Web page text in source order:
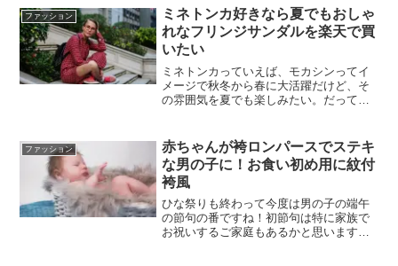
できる自分で洗えるニットで冬から春へ
着回しも可能なお得な商品...
ファッション
ミネトンカ好きなら夏でもおしゃ
れなフリンジサンダルを楽天で買
いたい
ミネトンカっていえば、モカシンってイ
メージで秋冬から春に大活躍だけど、そ
の雰囲気を夏でも楽しみたい。だって、
いろいろなファッションに合わせやすく
簡単に足元を華やかにして...
ファッション
赤ちゃんが袴ロンパースでステキ
な男の子に！お食い初め用に紋付
袴風
ひな祭りも終わって今度は男の子の端午
の節句の番ですね！初節句は特に家族で
お祝いするご家庭もあるかと思います